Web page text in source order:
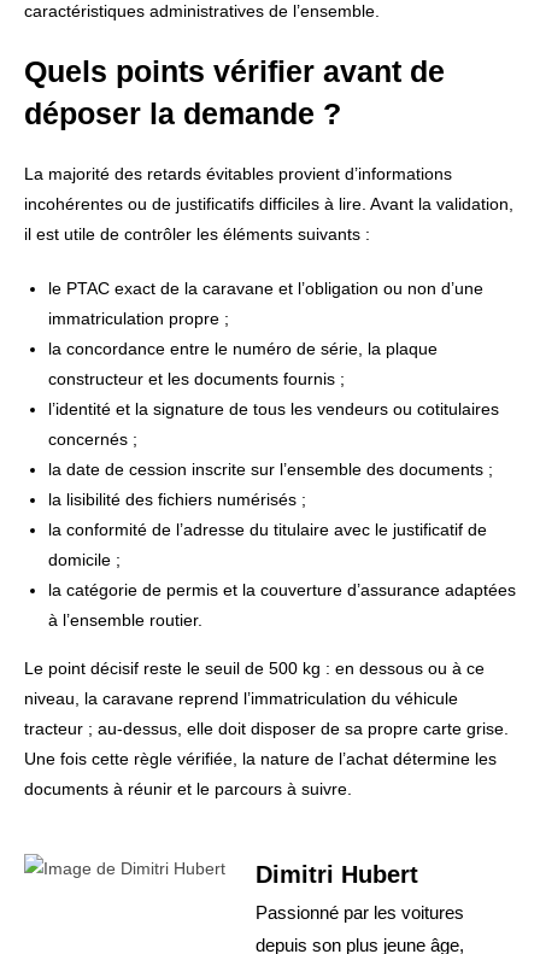
caractéristiques administratives de l’ensemble.
Quels points vérifier avant de
déposer la demande ?
La majorité des retards évitables provient d’informations
incohérentes ou de justificatifs difficiles à lire. Avant la validation,
il est utile de contrôler les éléments suivants :
le PTAC exact de la caravane et l’obligation ou non d’une
immatriculation propre ;
la concordance entre le numéro de série, la plaque
constructeur et les documents fournis ;
l’identité et la signature de tous les vendeurs ou cotitulaires
concernés ;
la date de cession inscrite sur l’ensemble des documents ;
la lisibilité des fichiers numérisés ;
la conformité de l’adresse du titulaire avec le justificatif de
domicile ;
la catégorie de permis et la couverture d’assurance adaptées
à l’ensemble routier.
Le point décisif reste le seuil de 500 kg : en dessous ou à ce
niveau, la caravane reprend l’immatriculation du véhicule
tracteur ; au-dessus, elle doit disposer de sa propre carte grise.
Une fois cette règle vérifiée, la nature de l’achat détermine les
documents à réunir et le parcours à suivre.
Dimitri Hubert
Passionné par les voitures
depuis son plus jeune âge,